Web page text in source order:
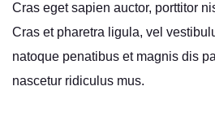
Cras eget sapien auctor, porttitor
Cras et pharetra ligula, vel
natoque penatibus et magnis dis
nascetur ridiculus mus.